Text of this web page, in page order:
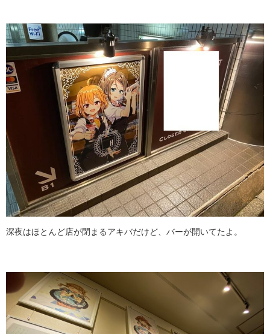
深夜はほとんど店が閉まるアキバだけど、バーが開いてたよ。